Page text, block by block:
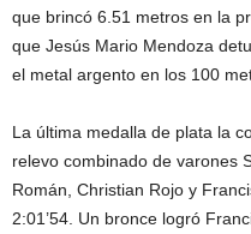
que brincó 6.51 metros en la
que Jesús Mario Mendoza
el metal argento en los 100
La última medalla de plata la
relevo combinado de varones
Román, Christian Rojo y
2:01’54. Un bronce logró